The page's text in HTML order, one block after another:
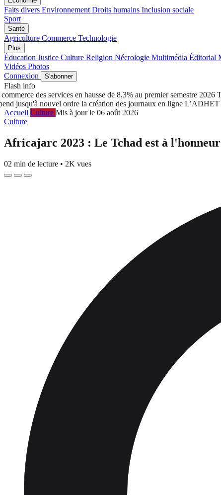
Faits divers Environnement Droits humains Inclusion sociale
Sport
Santé
Agriculture Commerce Technologie
Plus
Éducation Justice Culture Religion Nécrologie Multimédia Éditorial
Vidéos Photos
Connexion
S'abonner
Flash info
des services en hausse de 8,3% au premier semestre 2026
nouvel ordre la création des journaux en ligneL’ADHET
Accueil Culture Mis à jour le 06 août 2026
Culture
Africajarc 2023 : Le Tchad est à l'honneur
02 min de lecture • 2K vues